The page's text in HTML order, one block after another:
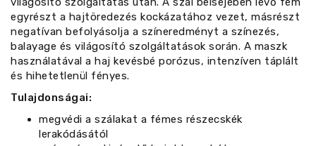
egyrészt a hajtöredezés kockázatához vezet, másrészt
negatívan befolyásolja a színeredményt a színezés,
balayage és világosító szolgáltatások során. A maszk
használatával a haj kevésbé porózus, intenzíven táplált
és hihetetlenül fényes.
Tulajdonságai:
megvédi a szálakat a fémes részecskék
lerakódásától